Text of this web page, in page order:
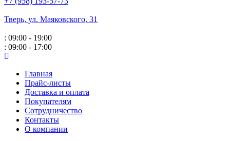
Тверь, ул. Маяковского, 31
: 09:00 - 19:00
: 09:00 - 17:00
Главная
Прайс-листы
Доставка и оплата
Покупателям
Сотрудничество
Контакты
О компании